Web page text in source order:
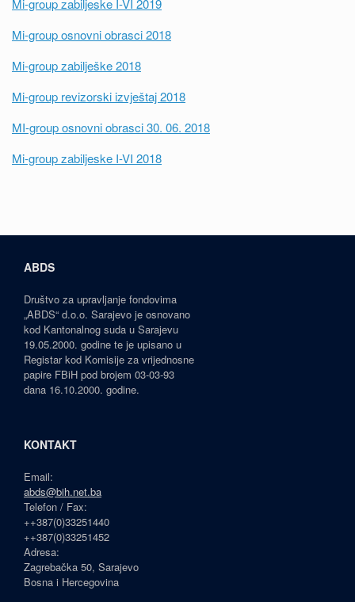
Mi-group zabiljeske I-VI 2019
Mi-group osnovni obrasci 2018
Mi-group zabilješke 2018
Mi-group revizorski izvještaj 2018
MI-group osnovni obrasci 30. 06. 2018
Mi-group zabiljeske I-VI 2018
ABDS
Društvo za upravljanje fondovima
„ABDS“ d.o.o. Sarajevo je osnovano
kod Kantonalnog suda u Sarajevu
19.05.2000. godine te je upisano u
Registar kod Komisije za vrijednosne
papire FBiH pod brojem 03-03-93
dana 16.10.2000. godine.
KONTAKT
Email:
abds@bih.net.ba
Telefon / Fax:
++387(0)33251440
++387(0)33251452
Adresa:
Zagrebačka 50, Sarajevo
Bosna i Hercegovina